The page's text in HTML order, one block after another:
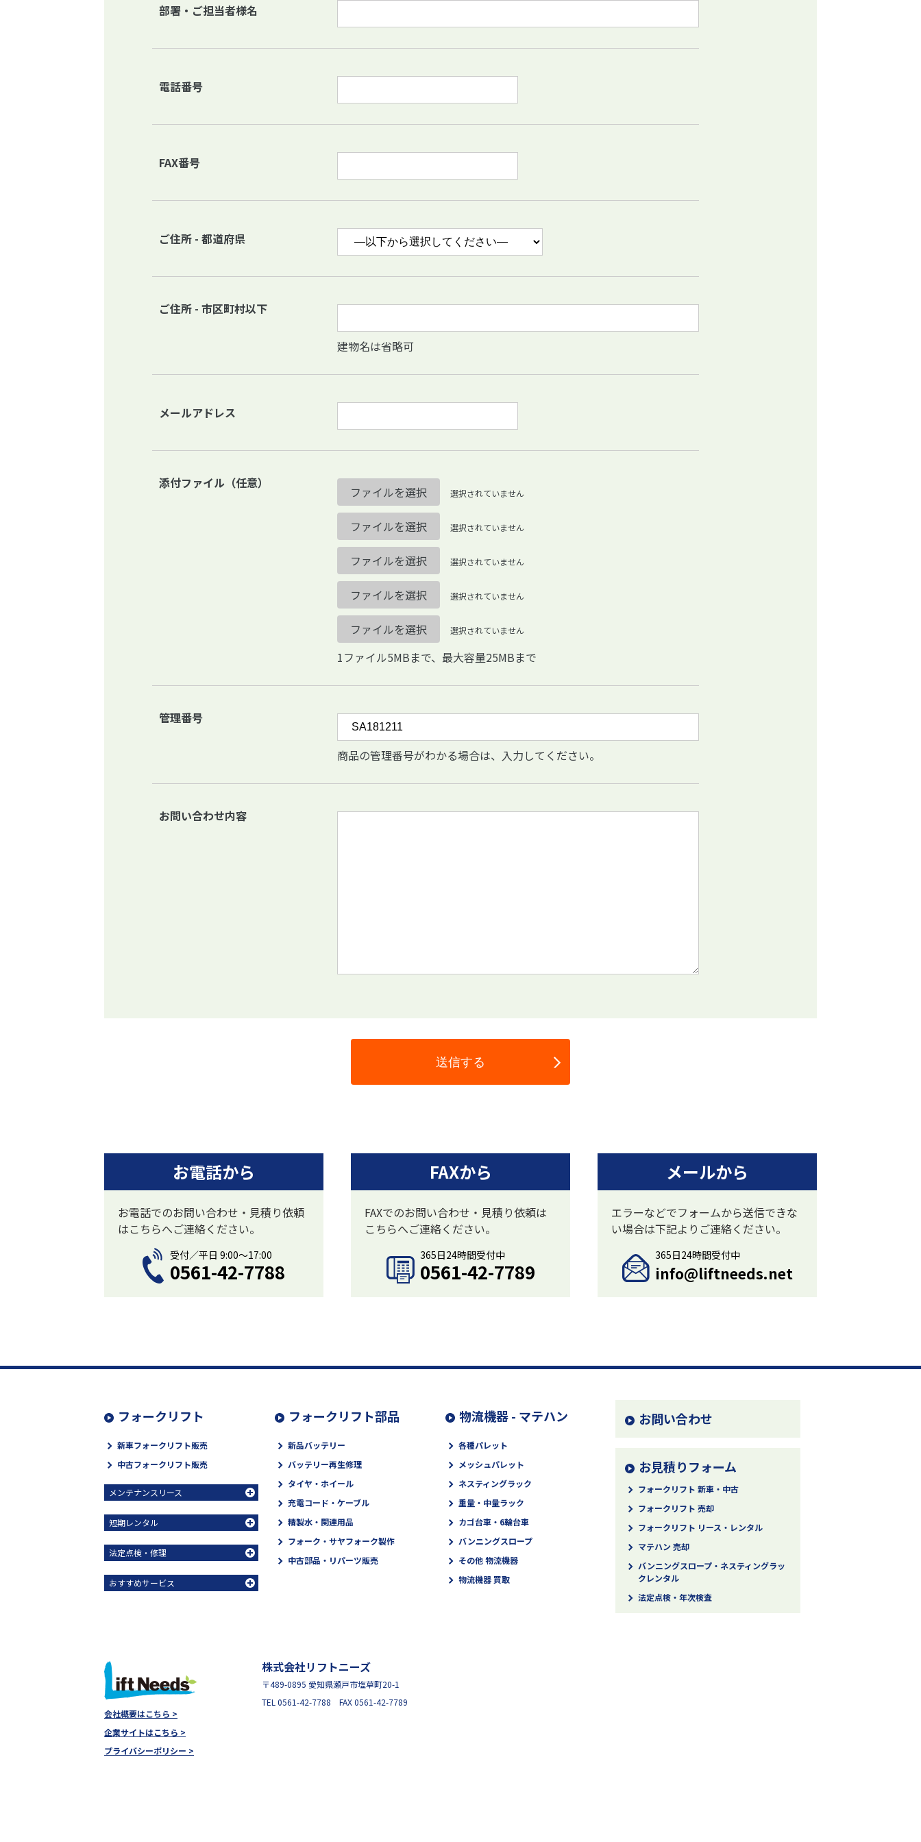
部署・ご担当者様名
電話番号
FAX番号
ご住所 - 都道府県
ご住所 - 市区町村以下
建物名は省略可
メールアドレス
添付ファイル（任意）
ファイルを選択 選択されていません
ファイルを選択 選択されていません
ファイルを選択 選択されていません
ファイルを選択 選択されていません
ファイルを選択 選択されていません
1ファイル5MBまで、最大容量25MBまで
管理番号
商品の管理番号がわかる場合は、入力してください。
お問い合わせ内容
お電話から
お電話でのお問い合わせ・見積り依頼
はこちらへご連絡ください。
受付／平日 9:00〜17:00
0561-42-7788
FAXから
FAXでのお問い合わせ・見積り依頼は
こちらへご連絡ください。
365日24時間受付中
0561-42-7789
メールから
エラーなどでフォームから送信できな
い場合は下記よりご連絡ください。
365日24時間受付中
info@liftneeds.net
フォークリフト
新車フォークリフト販売
中古フォークリフト販売
メンテナンスリース
短期レンタル
法定点検・修理
おすすめサービス
フォークリフト部品
新品バッテリー
バッテリー再生修理
タイヤ・ホイール
充電コード・ケーブル
精製水・関連用品
フォーク・サヤフォーク製作
中古部品・リパーツ販売
物流機器 - マテハン
各種パレット
メッシュパレット
ネスティングラック
重量・中量ラック
カゴ台車・6輪台車
バンニングスロープ
その他 物流機器
物流機器 買取
お問い合わせ
お見積りフォーム
フォークリフト 新車・中古
フォークリフト 売却
フォークリフト リース・レンタル
マテハン 売却
バンニングスロープ・ネスティングラッ
クレンタル
法定点検・年次検査
会社概要はこちら >
企業サイトはこちら >
プライバシーポリシー >
株式会社リフトニーズ
〒489-0895 愛知県瀬戸市塩草町20-1
TEL 0561-42-7788 FAX 0561-42-7789